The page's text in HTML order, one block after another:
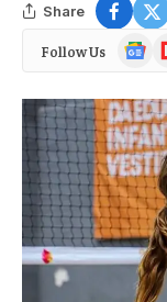
Share
Follow Us
Google
News